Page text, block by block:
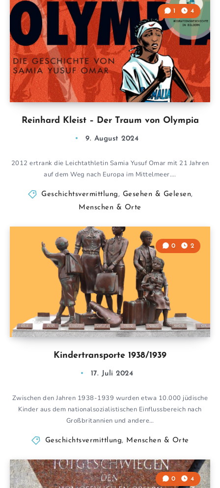
Reinhard Kleist – Der Traum von Olympia
1 4
9. August 2024
2012 ertrank die Leichtathletin Samia Yusuf Omar mit 21 Jahren
auf dem Weg nach Europa im Mittelmeer….
Geschichtsvermittlung , Gesehen & Gelesen,
Menschen & Orte
Kindertransporte 1938/1939
0 2
17. Juli 2024
Zwischen den Jahren 1938-1939 wurden etwa 10.000 jüdische
Kinder aus dem nationalsozialistischen Einflussbereich nach
Großbritannien und andere…
Geschichtsvermittlung, Menschen & Orte
0 4